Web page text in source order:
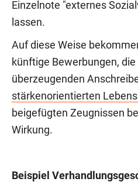
Einzelnote "externes
lassen.
Auf diese Weise
künftige Bewerbungen,
überzeugenden
stärkenorientierten
beigefügten Zeugnissen
Wirkung.
Beispiel